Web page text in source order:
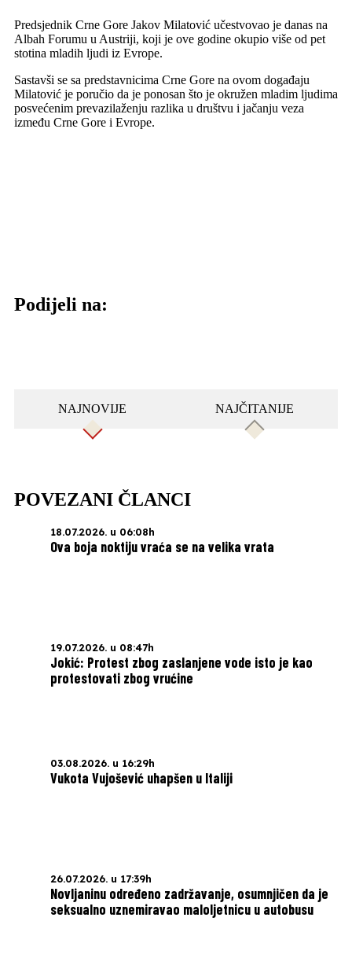
Predsjednik Crne Gore Jakov Milatović učestvovao je danas na
Albah Forumu u Austriji, koji je ove godine okupio više od pet
stotina mladih ljudi iz Evrope.
Sastavši se sa predstavnicima Crne Gore na ovom događaju
Milatović je poručio da je ponosan što je okružen mladim ljudima
posvećenim prevazilaženju razlika u društvu i jačanju veza
između Crne Gore i Evrope.
Podijeli na:
NAJNOVIJE NAJČITANIJE
POVEZANI ČLANCI
18.07.2026. u 06:08h
Ova boja noktiju vraća se na velika vrata
19.07.2026. u 08:47h
Jokić: Protest zbog zaslanjene vode isto je kao
protestovati zbog vrućine
03.08.2026. u 16:29h
Vukota Vujošević uhapšen u Italiji
26.07.2026. u 17:39h
Novljaninu određeno zadržavanje, osumnjičen da je
seksualno uznemiravao maloljetnicu u autobusu